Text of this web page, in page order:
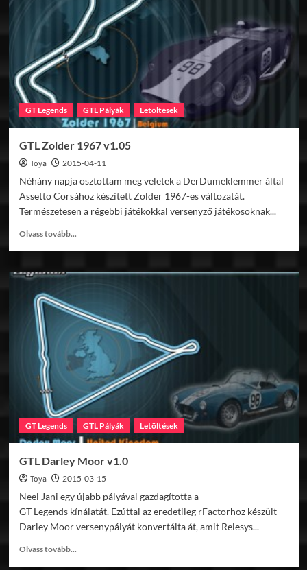
v3.1
GT Legends GTL Pályák Letöltések
GTL Zolder 1967 v1.05
Toya 2015-04-11
Néhány napja osztottam meg veletek a DerDumeklemmer által
Assetto Corsához készített Zolder 1967-es változatát.
Természetesen a régebbi játékokkal versenyző játékosoknak...
Olvass tovább...
GTL
v1.05
GT Legends GTL Pályák Letöltések
GTL Darley Moor v1.0
Toya 2015-03-15
Neel Jani egy újabb pályával gazdagította a
GT Legends kínálatát. Ezúttal az eredetileg rFactorhoz készült
Darley Moor versenypályát konvertálta át, amit Relesys...
Olvass tovább...